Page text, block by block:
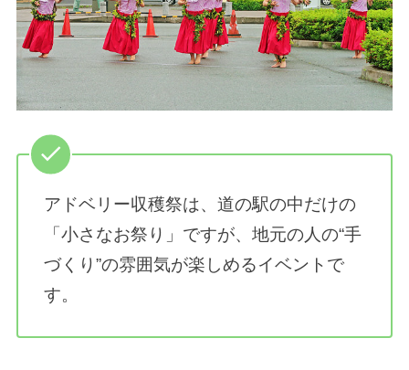
アドベリー収穫祭は、道の駅の中だけの
「小さなお祭り」ですが、地元の人の“手
づくり”の雰囲気が楽しめるイベントで
す。